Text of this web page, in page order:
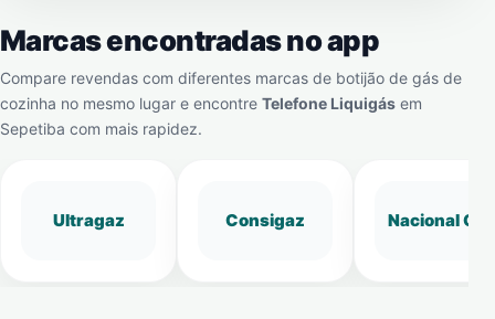
Marcas encontradas no app
Compare revendas com diferentes marcas de botijão de gás de
cozinha no mesmo lugar e encontre Telefone Liquigás em
Sepetiba com mais rapidez.
Ultragaz Consigaz Nacional Gás